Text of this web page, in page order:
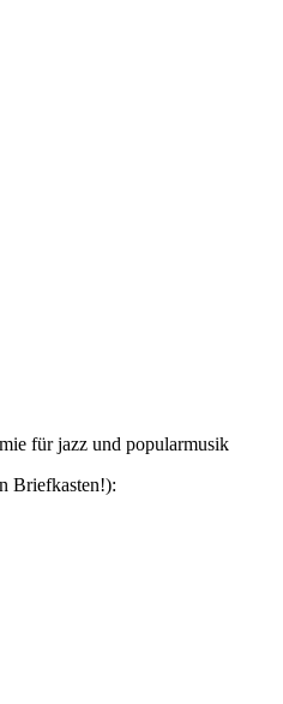
für jazz und popularmusik
Briefkasten!):